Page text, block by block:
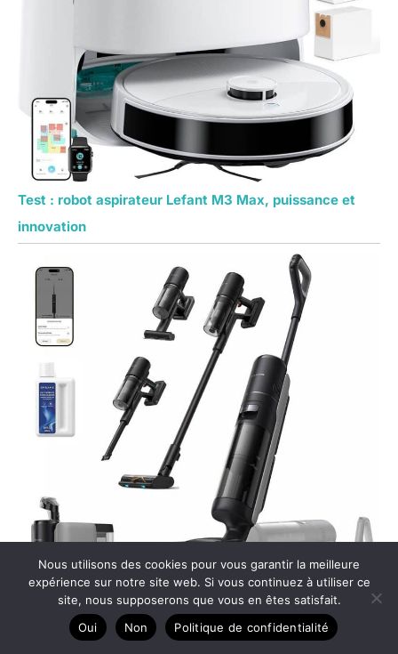
Test : robot aspirateur Lefant M3 Max, puissance et
innovation
Test aspirateur dreame H15 Mix : performance suprême
et bras robotique IA
Nous utilisons des cookies pour vous garantir la meilleure
expérience sur notre site web. Si vous continuez à utiliser ce
site, nous supposerons que vous en êtes satisfait.
Oui
Non Politique de confidentialité